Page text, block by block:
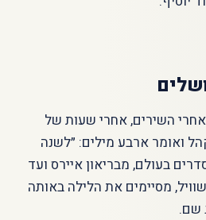
השירים, אחרי שעות של
ואומר ארבע מילים: ״לשנה
בעולם, מבריאון איירס ועד
מסיימים את הלילה באותה
שם.